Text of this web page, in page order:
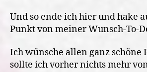
Und so ende ich hier und hake
Punkt von meiner Wunsch-To-
Ich wünsche allen ganz schöne
sollte ich vorher nichts mehr